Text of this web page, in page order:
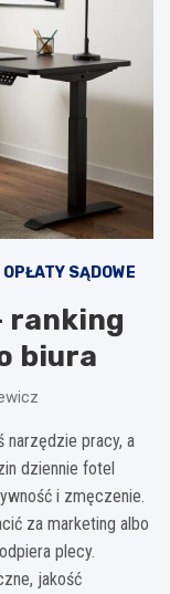
OPŁATY SĄDOWE
ranking
biura
narzędzie pracy, a
dziennie fotel
i zmęczenie.
za marketing albo
plecy.
jakość